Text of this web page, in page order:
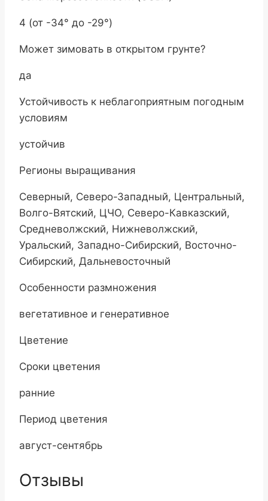
4 (от -34° до -29°)
Может зимовать в открытом грунте?
да
Устойчивость к неблагоприятным погодным
условиям
устойчив
Регионы выращивания
Северный, Северо-Западный, Центральный,
Волго-Вятский, ЦЧО, Северо-Кавказский,
Средневолжский, Нижневолжский,
Уральский, Западно-Сибирский, Восточно-
Сибирский, Дальневосточный
Особенности размножения
вегетативное и генеративное
Цветение
Сроки цветения
ранние
Период цветения
август-сентябрь
Отзывы